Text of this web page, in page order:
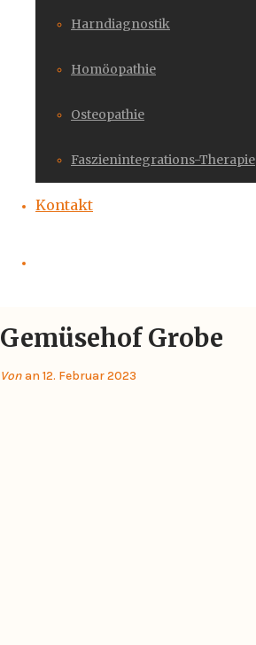
Harndiagnostik
Homöopathie
Osteopathie
Faszienintegrations-Therapie
Kontakt
Gemüsehof Grobe
Vonan 12. Februar 2023